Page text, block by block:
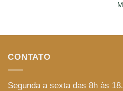
CONTATO
Segunda a sexta das 8h às 18.